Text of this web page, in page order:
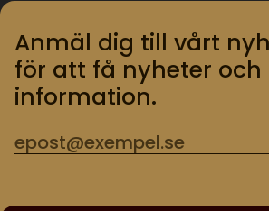
Anmäl dig till vårt
för att få nyheter och
information.